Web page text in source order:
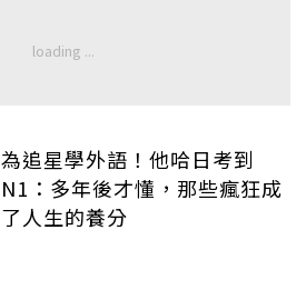
為追星學外語！他哈日考到
N1：多年後才懂，那些瘋狂成
了人生的養分